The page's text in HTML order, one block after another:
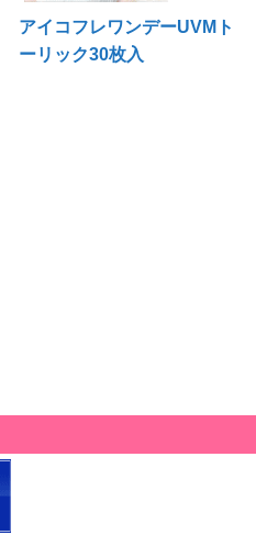
アイコフレワンデーUVMト
ーリック30枚入